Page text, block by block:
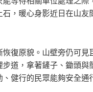
，暖心身影近日在山友
復原貌。山壁旁仍可見
道，拿著鏟子、鋤頭與
健行的民眾能夠安全通